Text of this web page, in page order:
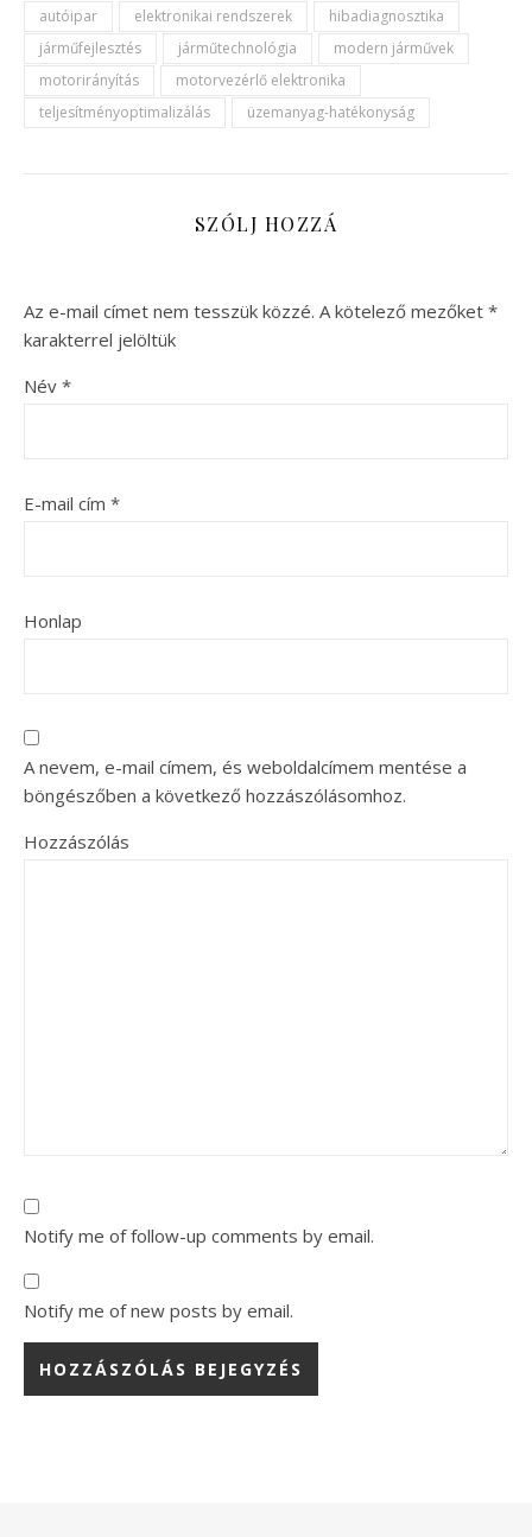
autóipar elektronikai rendszerek
hibadiagnosztika
járműfejlesztés
járműtechnológia
modern járművek
motorirányítás
motorvezérlő elektronika
teljesítményoptimalizálás
üzemanyag-hatékonyság
SZÓLJ HOZZÁ
Az e-mail címet nem tesszük közzé. A kötelező mezőket *
karakterrel jelöltük
Név *
E-mail cím *
Honlap
A nevem, e-mail címem, és weboldalcímem mentése a
böngészőben a következő hozzászólásomhoz.
Hozzászólás
Notify me of follow-up comments by email.
Notify me of new posts by email.